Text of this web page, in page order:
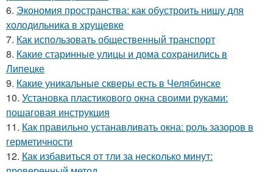
6. Экономия пространства: как обустроить нишу для
холодильника в хрущевке
7. Как использовать общественный транспорт
8. Какие старинные улицы и дома сохранились в
Липецке
9. Какие уникальные скверы есть в Челябинске
10. Установка пластикового окна своими руками:
пошаговая инструкция
11. Как правильно устанавливать окна: роль зазоров в
герметичности
12. Как избавиться от тли за несколько минут: